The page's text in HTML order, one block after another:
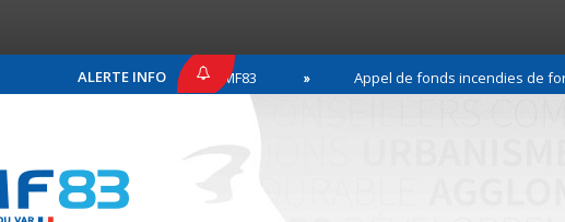
ALERTE INFO
COMMUNIQUÉ DE PRESSE AMF83 Appel de fonds incendies de forêt